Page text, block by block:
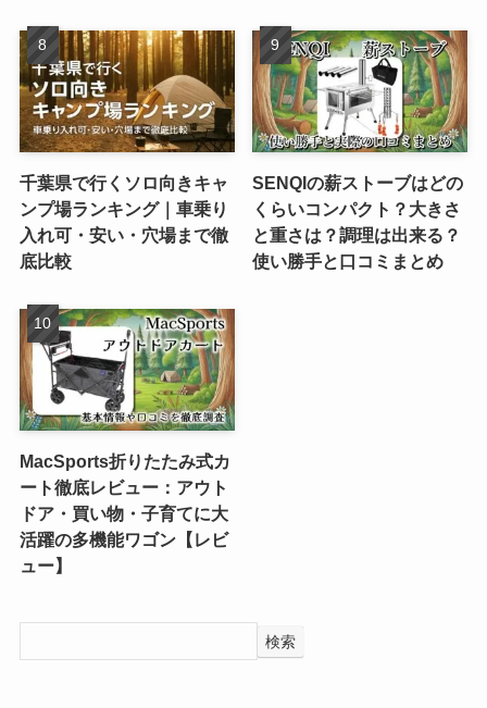
千葉県で行くソロ向きキャ
ンプ場ランキング｜車乗り
入れ可・安い・穴場まで徹
底比較
SENQIの薪ストーブはどの
くらいコンパクト？大きさ
と重さは？調理は出来る？
使い勝手と口コミまとめ
MacSports折りたたみ式カ
ート徹底レビュー：アウト
ドア・買い物・子育てに大
活躍の多機能ワゴン【レビ
ュー】
検索